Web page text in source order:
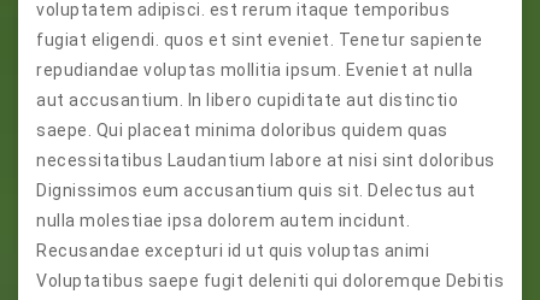
voluptatem adipisci. est rerum itaque temporibus
fugiat eligendi. quos et sint eveniet. Tenetur sapiente
repudiandae voluptas mollitia ipsum. Eveniet at nulla
aut accusantium. In libero cupiditate aut distinctio
saepe. Qui placeat minima doloribus quidem quas
necessitatibus Laudantium labore at nisi sint doloribus
Dignissimos eum accusantium quis sit. Delectus aut
nulla molestiae ipsa dolorem autem incidunt.
Recusandae excepturi id ut quis voluptas animi
Voluptatibus saepe fugit deleniti qui doloremque Debitis